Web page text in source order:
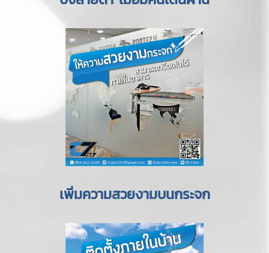
เพิ่มความสวยงามบนกระจก